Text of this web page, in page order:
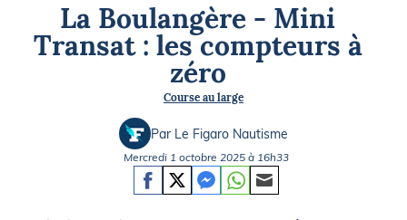
La Boulangère - Mini
Transat : les compteurs à
zéro
Course au large
Par Le Figaro Nautisme
Mercredi 1 octobre 2025 à 16h33